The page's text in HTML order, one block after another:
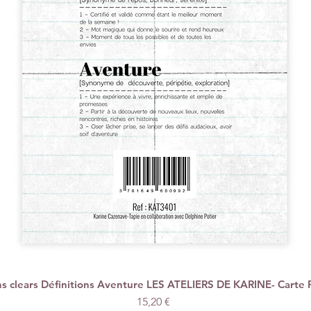
Schnellansicht
clears Définitions Aventure LES ATELIERS DE KARINE- Carte
Preis
15,20 €